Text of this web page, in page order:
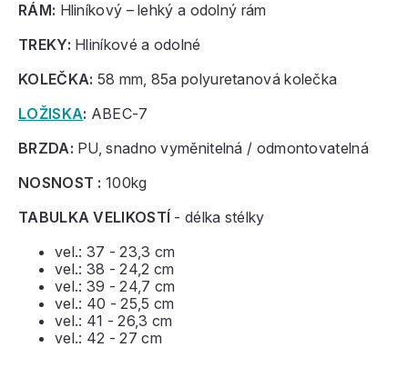
RÁM: Hliníkový – lehký a odolný rám
TREKY: Hliníkové a odolné
KOLEČKA: 58 mm, 85a polyuretanová kolečka
LOŽISKA: ABEC-7
BRZDA: PU, snadno vyměnitelná / odmontovatelná
NOSNOST : 100kg
TABULKA VELIKOSTÍ - délka stélky
vel.: 37 - 23,3 cm
vel.: 38 - 24,2 cm
vel.: 39 - 24,7 cm
vel.: 40 - 25,5 cm
vel.: 41 - 26,3 cm
vel.: 42 - 27 cm